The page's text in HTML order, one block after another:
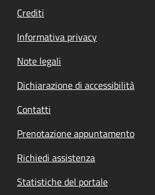
Crediti
Informativa privacy
Note legali
Dichiarazione di accessibilità
Contatti
Prenotazione appuntamento
Richiedi assistenza
Statistiche del portale